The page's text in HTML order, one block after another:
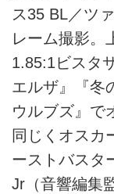
ス35 BL／ツ
レーム撮影。
1.85:1ビスタ
エルザ』『冬
ウルブズ』で
同じくオスカ
ーストバスタ
Jr（音響編集